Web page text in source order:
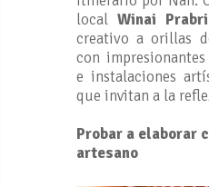
local Winai
creativo a orillas
con
e instalaciones
que invitan a la
Probar a elaborar
artesano